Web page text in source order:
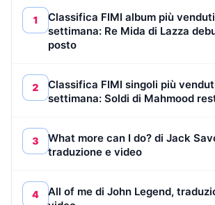
1
Classifica FIMI album più
settimana: Re Mida di Lazza
posto
2
Classifica FIMI singoli più
settimana: Soldi di Mahmood
3
What more can I do? di Jack
traduzione e video
4
All of me di John Legend,